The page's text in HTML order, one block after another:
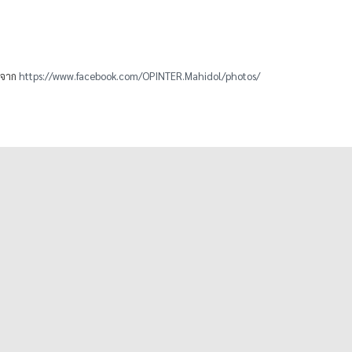
าก https://www.facebook.com/OPINTER.Mahidol/photos/